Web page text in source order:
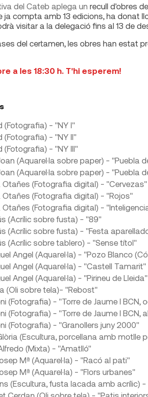
del Cateb aplega un recull d'obres
ja compta amb 13 edicions, ha donat
visitar a la delegació fins al 13 de
del certamen, les obres han estat
a les 18:30 h. T'hi esperem!
(Fotografia) - "NY I"
(Fotografia) - "NY II"
- "NY III"
(Aquarel·la sobre paper) - "Puebla
(Aquarel·la sobre paper) - "Puebla
(Fotografia digital) - "Cervezas"
(Fotografia digital) - "Rojos"
(Fotografia digital) -
(Acrílic sobre fusta) - "89"
(Acrílic sobre fusta) - "Festa
(Acrílic sobre tablero) - "Sense títol"
Angel (Aquarel·la) - "Pozo Blanco
Angel (Aquarel·la) - "Castell Tamarit"
Angel (Aquarel·la) - "Pirineu de Lleida"
(Oli sobre tela)- "Rebost"
(Fotografia) - "Torre de Jaume I BCN,
(Fotografia) - "Torre de Jaume I BCN,
(Fotografia) - "Granollers juny 2000"
(Escultura, porcellana amb motlle
(Mixta) - "Amatlló"
Mª (Aquarel·la) - "Racó al pati"
Mª (Aquarel·la) - "Flors urbanes"
(Escultura, fusta lacada amb acrílic)
Cerdan (Oli sobre tela) - "Patis